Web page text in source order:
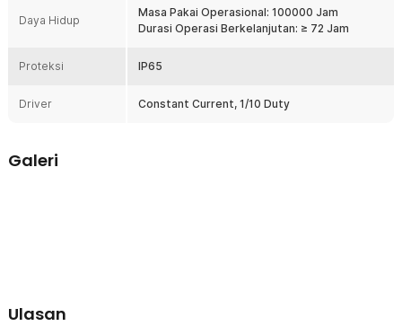
Daya Hidup
Masa Pakai Operasional: 100000 Jam
Durasi Operasi Berkelanjutan: ≥ 72 Jam
Proteksi IP65
Driver Constant Current, 1/10 Duty
Galeri
Ulasan